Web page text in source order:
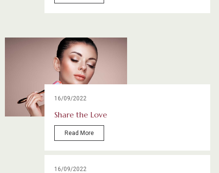
16/09/2022
Share the Love
Read More
16/09/2022